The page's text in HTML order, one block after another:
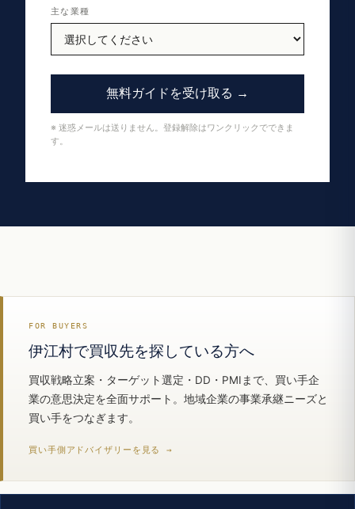
主な業種
無料ガイドを受け取る →
※ 迷惑メールは送りません。登録解除はワンクリックでできま
す。
FOR BUYERS
伊江村で買収先を探している方へ
買収戦略立案・ターゲット選定・DD・PMIまで、買い手企
業の意思決定を全面サポート。地域企業の事業承継ニーズと
買い手をつなぎます。
買い手側アドバイザリーを見る →